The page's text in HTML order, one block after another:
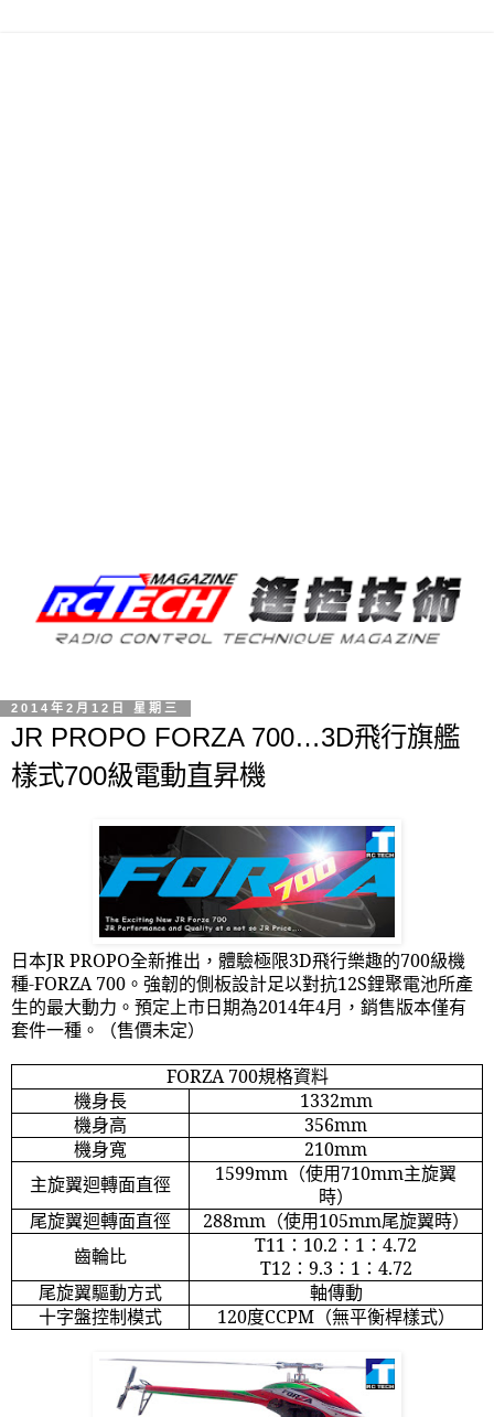
2014年2月12日 星期三
JR PROPO FORZA 700…3D飛行旗艦
樣式700級電動直昇機
日本JR PROPO全新推出，體驗極限3D飛行樂趣的700級機
種-FORZA 700 。強韌的側板設計足以對抗12S鋰聚電池所產
生的最大動力。預定上市日期為2014年4月，銷售版本僅有
套件一種。（售價未定）
FORZA 700規格資料
機身長
1332mm
機身高
356mm
機身寬
210mm
主旋翼迴轉面直徑
1599mm （使用710mm主旋翼
時）
尾旋翼迴轉面直徑
288mm（使用105mm尾旋翼時）
齒輪比
T11 ： 10.2 ： 1 ： 4.72
T12 ： 9.3 ： 1 ： 4.72
尾旋翼驅動方式
軸傳動
十字盤控制模式
120度CCPM（無平衡桿樣式）